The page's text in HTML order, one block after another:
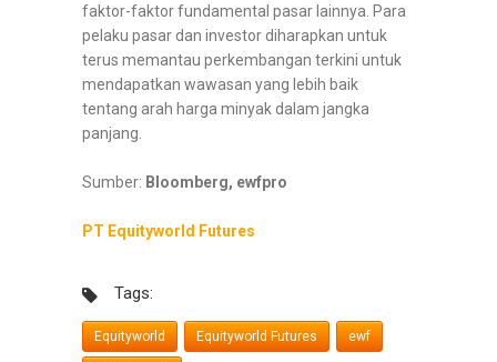
faktor-faktor fundamental pasar lainnya. Para
pelaku pasar dan investor diharapkan untuk
terus memantau perkembangan terkini untuk
mendapatkan wawasan yang lebih baik
tentang arah harga minyak dalam jangka
panjang.
Sumber: Bloomberg, ewfpro
PT Equityworld Futures
Tags:
Equityworld Equityworld Futures ewf